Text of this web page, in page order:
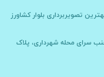
تصویربرداری بلوار کشاورز
جنب سرای محله شهرداری، پلاک